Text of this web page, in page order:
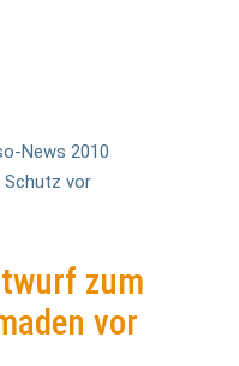
News 2010
vor
zum
vor